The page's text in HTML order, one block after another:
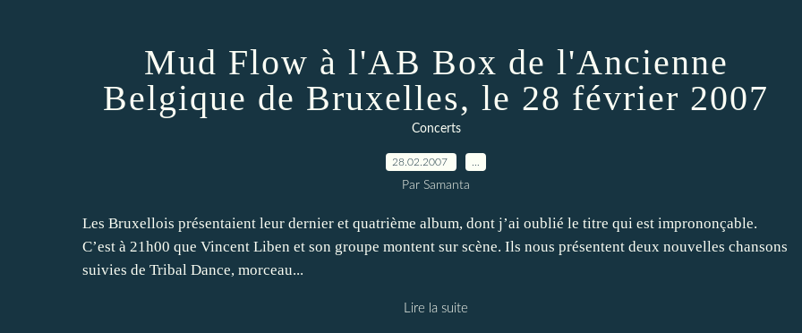
Mud Flow à l'AB Box de l'Ancienne
Belgique de Bruxelles, le 28 février 2007
Concerts
28.02.2007
Par Samanta
Les Bruxellois présentaient leur dernier et quatrième album, dont j’ai oublié le titre qui est imprononçable.
C’est à 21h00 que Vincent Liben et son groupe montent sur scène. Ils nous présentent deux nouvelles chansons
suivies de Tribal Dance, morceau...
Lire la suite